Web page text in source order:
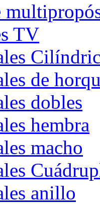
TV
de
dobles
hembra
macho
anillo